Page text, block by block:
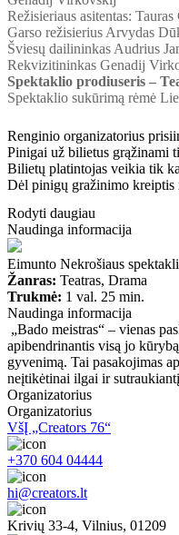
Režisieriaus asitentas: Tauras
Garso režisierius Arvydas
Šviesų dailininkas Audrius
Rekvizitininkas Genadij
Spektaklio prodiuseris –
Spektaklio sukūrimą rėmė
Renginio organizatorius
Pinigai už bilietus grąžinami
Bilietų platintojas veikia tik
Dėl pinigų gražinimo
Rodyti daugiau
Naudinga informacija
Eimunto Nekrošiaus
Žanras: Teatras, Drama
Trukmė: 1 val. 25 min.
Naudinga informacija
„Bado meistras“ – vienas
apibendrinantis visą jo
gyvenimą. Tai pasakojimas
neįtikėtinai ilgai ir
Organizatorius
Organizatorius
VšĮ „Creators 76“
+370 604 04444
hi@creators.lt
Krivių 33-4, Vilnius, 01209